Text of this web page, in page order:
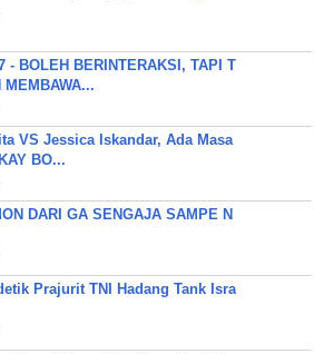
- BOLEH BERINTERAKSI, TAPI T
MEMBAWA...
VS Jessica Iskandar, Ada Masa
BO...
DARI GA SENGAJA SAMPE N
Prajurit TNI Hadang Tank Isra